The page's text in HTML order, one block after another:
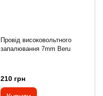
Провід високовольтного
запалювання 7mm Beru
210 грн